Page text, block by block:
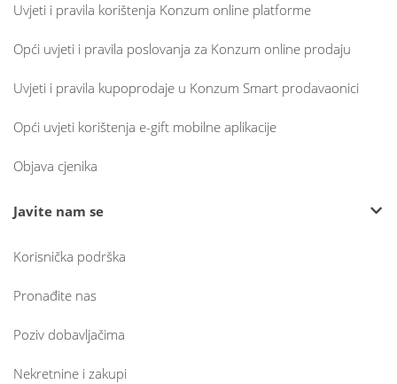
Uvjeti i pravila korištenja Konzum online platforme
Opći uvjeti i pravila poslovanja za Konzum online prodaju
Uvjeti i pravila kupoprodaje u Konzum Smart prodavaonici
Opći uvjeti korištenja e-gift mobilne aplikacije
Objava cjenika
Javite nam se
Korisnička podrška
Pronađite nas
Poziv dobavljačima
Nekretnine i zakupi